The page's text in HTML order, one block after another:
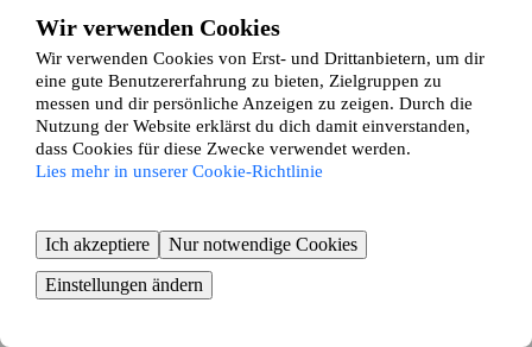
Wir verwenden Cookies
Wir verwenden Cookies von Erst- und Drittanbietern, um dir
eine gute Benutzererfahrung zu bieten, Zielgruppen zu
messen und dir persönliche Anzeigen zu zeigen. Durch die
Nutzung der Website erklärst du dich damit einverstanden,
dass Cookies für diese Zwecke verwendet werden.
Lies mehr in unserer Cookie-Richtlinie
Ich akzeptiere
Nur notwendige Cookies
Einstellungen ändern